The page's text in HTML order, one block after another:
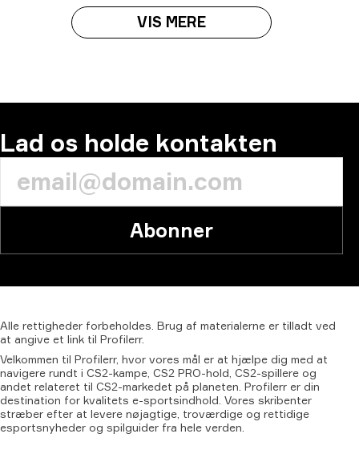
VIS MERE
Lad os holde kontakten
Abonner
Alle rettigheder forbeholdes. Brug af materialerne er tilladt ved
at angive et link til Profilerr.
Velkommen til Profilerr, hvor vores mål er at hjælpe dig med at
navigere rundt i CS2-kampe, CS2 PRO-hold, CS2-spillere og
andet relateret til CS2-markedet på planeten. Profilerr er din
destination for kvalitets e-sportsindhold. Vores skribenter
stræber efter at levere nøjagtige, troværdige og rettidige
esportsnyheder og spilguider fra hele verden.